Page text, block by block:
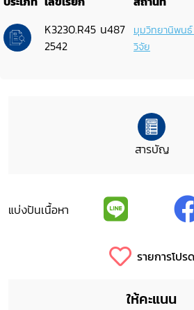
K3230.R45 น487
2542
มุมวิทยานิพน
วิจัย
สารบัญ
แบ่งปันเนื้อหา
รายการโปรด
ให้คะแนน